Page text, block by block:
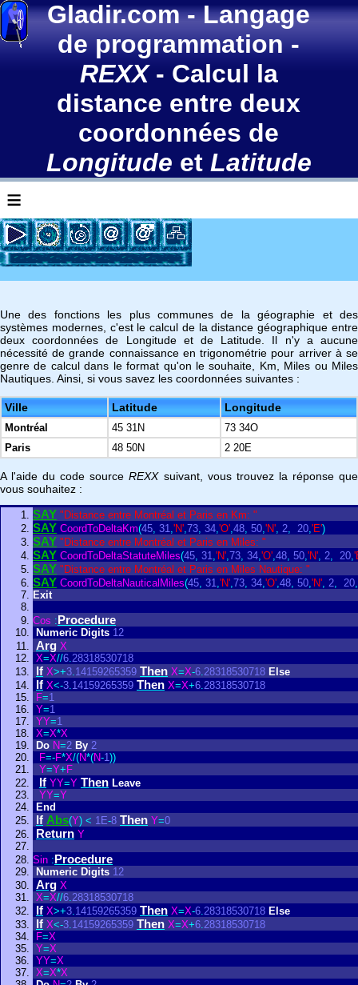
Gladir.com-Langage
de programmation-
REXX- Calcul la
distance entre deux
coordonnées de
Longitude et Latitude
≡
Une des fonctions les plus communes de la géographie et des
systèmes modernes, c'est le calcul de la distance géographique entre
deux coordonnées de Longitude et de Latitude. Il n'y a aucune
nécessité de grande connaissance en trigonométrie pour arriver à se
genre de calcul dans le format qu'on le souhaite, Km, Miles ou Miles
Nautiques. Ainsi, si vous savez les coordonnées suivantes :
Ville Latitude Longitude
Montréal 45 31N
73 34O
Paris
48 50N 2 20E
A l'aide du code sourceREXXsuivant, vous trouvez la réponse que
vous souhaitez :
SAY "Distance entre Montréal et Paris en Km: "
SAY CoordToDeltaKm(45, 31,'N',73, 34,'O',48, 50,'N', 2, 20,'E')
SAY "Distance entre Montréal et Paris en Miles: "
SAY CoordToDeltaStatuteMiles(45, 31,'N',73, 34,'O',48, 50,'N', 2, 20,
SAY "Distance entre Montréal et Paris en Miles Nautique: "
SAY CoordToDeltaNauticalMiles(45, 31,'N',73, 34,'O',48, 50,'N', 2, 20,
Exit
Cos :Procedure
Numeric Digits 12
Arg X
X=X//6.28318530718
If X>+3.14159265359 Then X=X-6.28318530718 Else
If X<-3.14159265359 Then X=X+6.28318530718
F=1
Y=1
YY=1
X=X*X
Do N=2 By 2
F=-F*X/(N*(N-1))
Y=Y+ F
If YY=Y Then Leave
YY=Y
End
If Abs(Y) < 1E-8 Then Y=0
Return Y
Sin :Procedure
Numeric Digits 12
Arg X
X=X//6.28318530718
If X>+3.14159265359 Then X=X-6.28318530718 Else
If X<-3.14159265359 Then X=X+6.28318530718
F=X
Y=X
YY=X
X=X*X